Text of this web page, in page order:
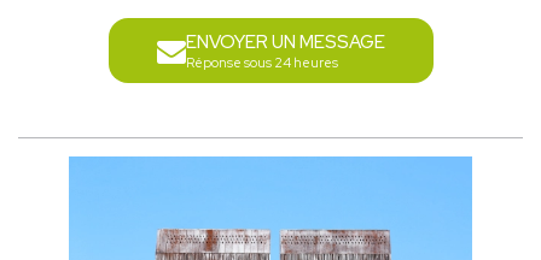
ENVOYER UN MESSAGE
Réponse sous 24 heures